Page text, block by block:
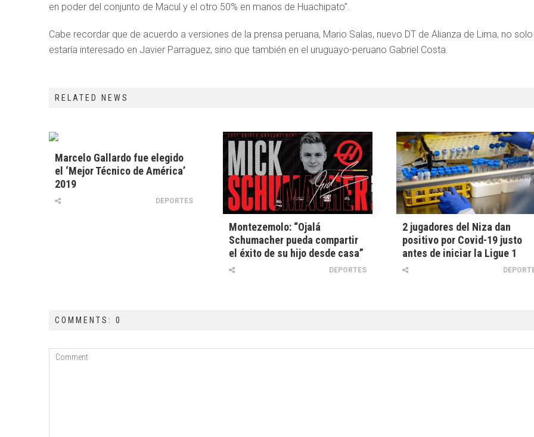
en poder del conjunto de Macul y el otro 50% en manos de Huachipato”.
Cabe recordar que de acuerdo a versiones de la prensa peruana, Mario Salas, nuevo DT de Alianza de Lima, no solo
estaría interesado en Javier Parraguez, sino que también en el uruguayo-peruano Gabriel Costa.
RELATED NEWS
Marcelo Gallardo fue elegido
el ‘Mejor Técnico de América’
2019
DEPORTES
Montezemolo: “Ojalá
Schumacher pueda compartir
el éxito de su hijo desde casa”
DEPORTES
2 jugadores del Niza dan
positivo por Covid-19 justo
antes de iniciar la Ligue 1
COMMENTS: 0